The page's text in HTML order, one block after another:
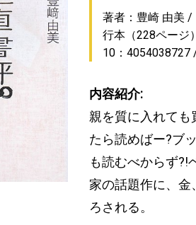
著者：豊崎 由美
行本（228ページ
10：4054038727
内容紹介:
親を質に入れて
たら読めばー?ブ
も読むべからず?!
家の話題作に、
ろされる。